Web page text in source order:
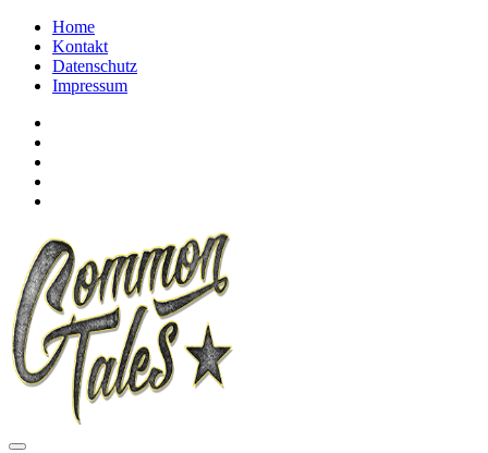
Home
Kontakt
Datenschutz
Impressum